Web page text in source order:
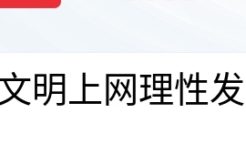
明上网理性